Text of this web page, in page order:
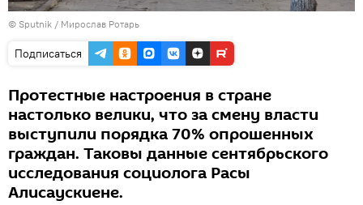
© Sputnik / Мирослав Ротарь
Подписаться
Протестные настроения в стране
настолько велики, что за смену власти
выступили порядка 70% опрошенных
граждан. Таковы данные сентябрьского
исследования социолога Расы
Алисаускиене.